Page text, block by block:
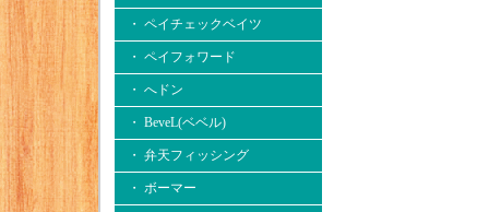
・ ペイチェックベイツ
・ ペイフォワード
・ へドン
・ BeveL(ベベル)
・ 弁天フィッシング
・ ボーマー